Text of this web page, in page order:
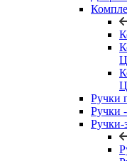
Ручки
Ручки